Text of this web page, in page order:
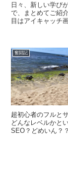
日々、新しい学び
で、まとめてご紹
目はアイキャッチ
奮闘記
超初心者のフルと
どんなレベルかと
SEO？どめいん？